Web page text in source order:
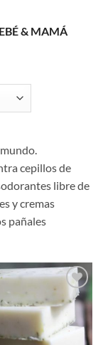
& MAMÁ
cepillos de
libre de
y cremas
pañales
Añadir
a la
lista de
deseos